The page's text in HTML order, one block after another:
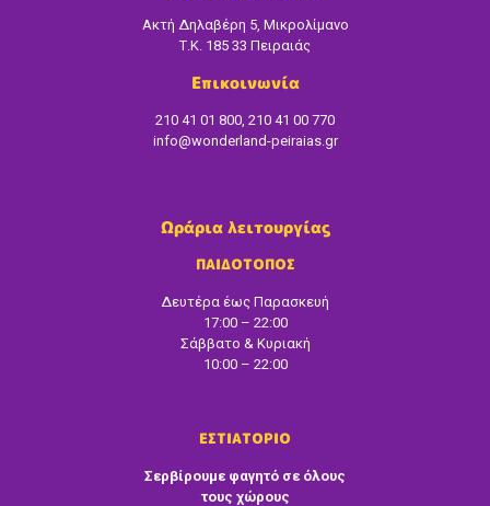
Ακτή Δηλαβέρη 5, Μικρολίμανο
Τ.Κ. 185 33 Πειραιάς
Επικοινωνία
210 41 01 800, 210 41 00 770
info@wonderland-peiraias.gr
Ωράρια λειτουργίας
ΠΑΙΔΟΤΟΠΟΣ
Δευτέρα έως Παρασκευή
17:00 – 22:00
Σάββατο & Κυριακή
10:00 – 22:00
ΕΣΤΙΑΤΟΡΙΟ
Σερβίρουμε φαγητό σε όλους
τους χώρους